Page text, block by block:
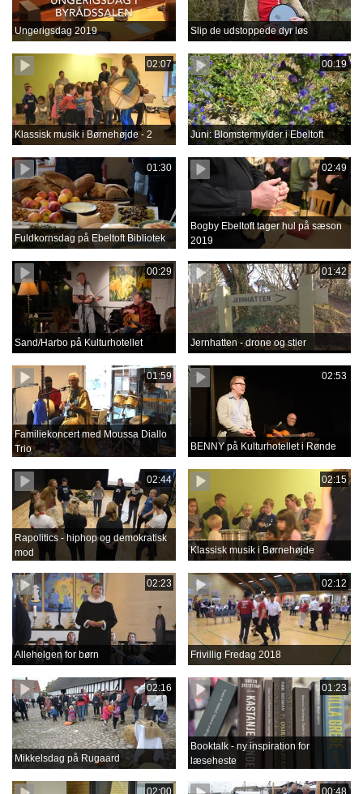
Ungerigsdag 2019 Slip de udstoppede dyr løs
02:07
Klassisk musik i Børnehøjde - 2
00:19
Juni: Blomstermylder i Ebeltoft
01:30
Fuldkornsdag på Ebeltoft Bibliotek
02:49
Bogby Ebeltoft tager hul på sæson
2019
00:29
Sand/Harbo på Kulturhotellet
01:42
Jernhatten - drone og stier
01:59
Familiekoncert med Moussa Diallo
Trio
02:53
BENNY på Kulturhotellet i Rønde
02:44
Rapolitics - hiphop og demokratisk
mod
02:15
Klassisk musik i Børnehøjde
02:23
Allehelgen for børn
02:12
Frivillig Fredag 2018
02:16
Mikkelsdag på Rugaard
01:23
Booktalk - ny inspiration for
læseheste
02:00 00:48